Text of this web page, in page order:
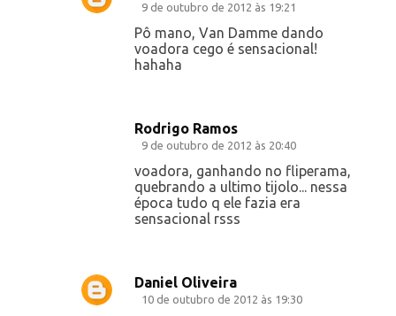
9 de outubro de 2012 às 19:21
Pô mano, Van Damme dando
voadora cego é sensacional!
hahaha
Rodrigo Ramos
9 de outubro de 2012 às 20:40
voadora, ganhando no fliperama,
quebrando a ultimo tijolo... nessa
época tudo q ele fazia era
sensacional rsss
Daniel Oliveira
10 de outubro de 2012 às 19:30